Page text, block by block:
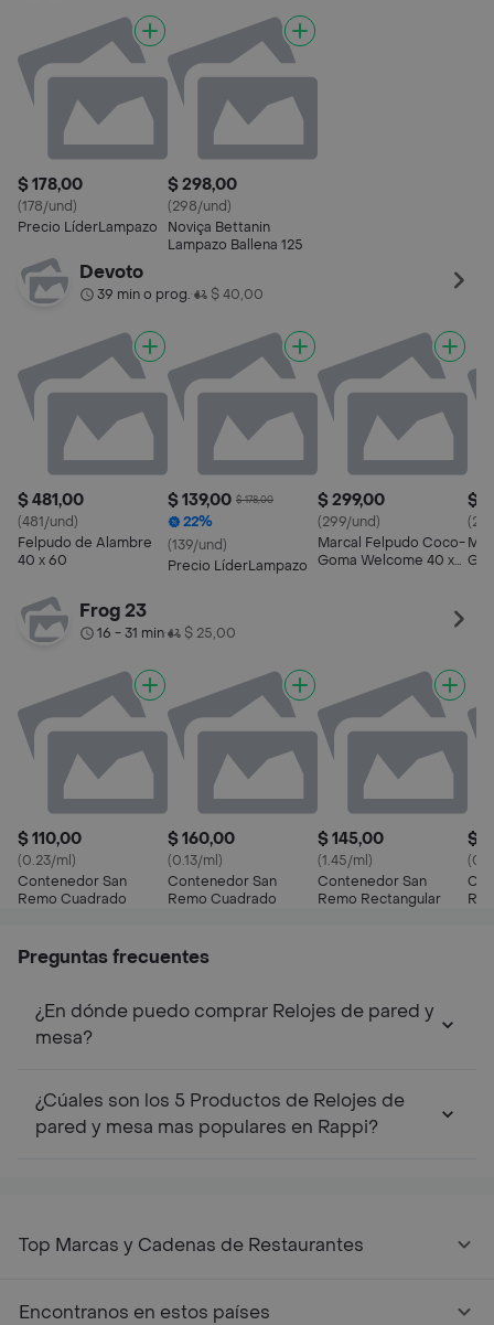
$ 178,00
(178/und)
Precio LíderLampazo
$ 298,00
(298/und)
Noviça Bettanin
Lampazo Ballena 125
Devoto
39 min o prog.• $ 40,00
$ 481,00
(481/und)
Felpudo de Alambre
40 x 60
$ 139,00 $ 178,00
22%
(139/und)
Precio LíderLampazo
$ 299,00
(299/und)
Marcal Felpudo Coco-
Goma Welcome 40 x
$
Frog 23
16 - 31 min• $ 25,00
$ 110,00
(0.23/ml)
Contenedor San
Remo Cuadrado
$ 160,00
(0.13/ml)
Contenedor San
Remo Cuadrado
$ 145,00
(1.45/ml)
Contenedor San
Remo Rectangular
$
Preguntas frecuentes
¿En dónde puedo comprar Relojes de pared y
mesa?
¿Cúales son los 5 Productos de Relojes de
pared y mesa mas populares en Rappi?
Top Marcas y Cadenas de Restaurantes
Encontranos en estos países